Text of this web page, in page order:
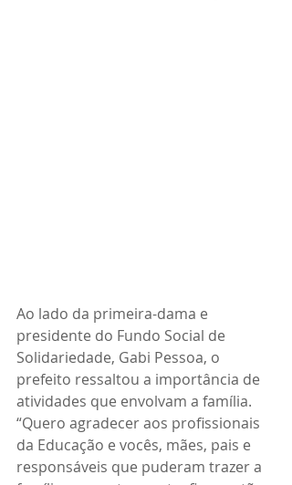
Ao lado da primeira-dama e
presidente do Fundo Social de
Solidariedade, Gabi Pessoa, o
prefeito ressaltou a importância de
atividades que envolvam a família.
“Quero agradecer aos profissionais
da Educação e vocês, mães, pais e
responsáveis que puderam trazer a